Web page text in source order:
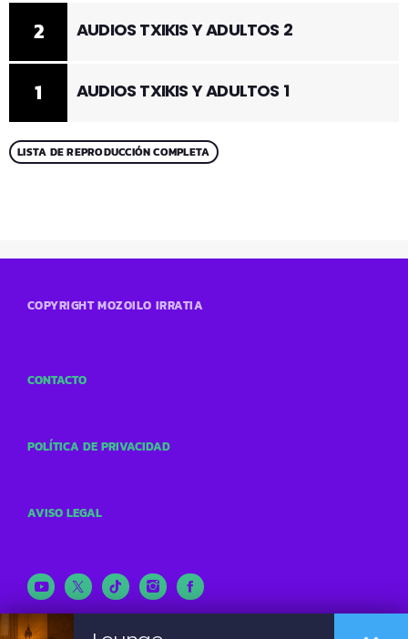
1 AUDIOS TXIKIS Y ADULTOS 1
2 AUDIOS TXIKIS Y ADULTOS 2
LISTA DE REPRODUCCIÓN COMPLETA
COPYRIGHT MOZOILO IRRATIA
CONTACTO
POLÍTICA DE PRIVACIDAD
AVISO LEGAL